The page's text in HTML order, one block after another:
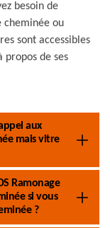
besoin de
cheminée ou
sont accessibles
propos de ses
aux
mais vitre
Ramonage
si vous
?